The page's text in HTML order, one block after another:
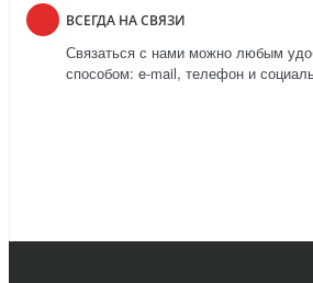
ВСЕГДА НА СВЯЗИ
Связаться с нами можно любым
способом: e-mail, телефон и